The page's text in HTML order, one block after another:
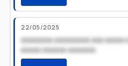
22/05/2025
xxxxxxxx xxxxxxxxx xxx xxxxx
xxxxx xxxxxx xxxxxxx